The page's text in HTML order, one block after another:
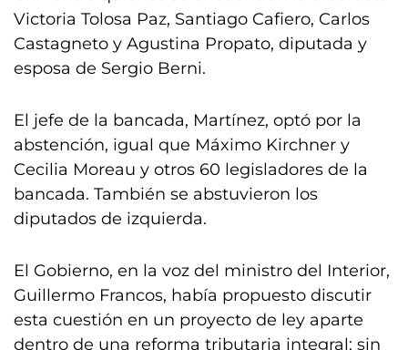
Victoria Tolosa Paz, Santiago Cafiero, Carlos
Castagneto y Agustina Propato, diputada y
esposa de Sergio Berni.
El jefe de la bancada, Martínez, optó por la
abstención, igual que Máximo Kirchner y
Cecilia Moreau y otros 60 legisladores de la
bancada. También se abstuvieron los
diputados de izquierda.
El Gobierno, en la voz del ministro del Interior,
Guillermo Francos, había propuesto discutir
esta cuestión en un proyecto de ley aparte
dentro de una reforma tributaria integral; sin